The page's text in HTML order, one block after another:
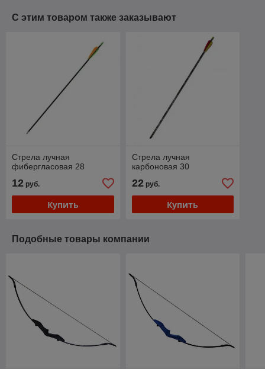
С этим товаром также заказывают
Стрела лучная
фибергласовая 28
12 руб.
Купить
Стрела лучная
карбоновая 30
22руб.
Купить
Подобные товары компании